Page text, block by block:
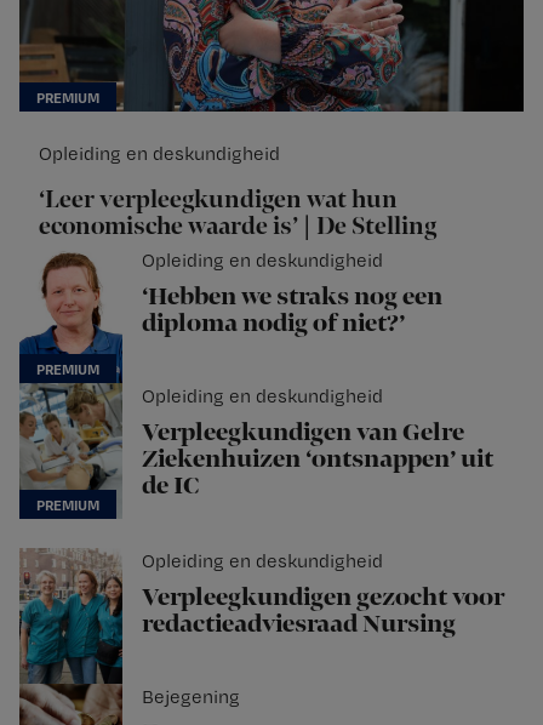
Opleiding en deskundigheid
‘Leer verpleegkundigen wat hun
economische waarde is’ | De Stelling
Opleiding en deskundigheid
‘Hebben we straks nog een
diploma nodig of niet?’
Opleiding en deskundigheid
Verpleegkundigen van Gelre
Ziekenhuizen ‘ontsnappen’ uit
de IC
Opleiding en deskundigheid
Verpleegkundigen gezocht voor
redactieadviesraad Nursing
Bejegening